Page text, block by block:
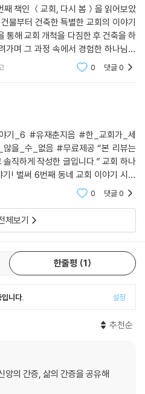
레옹 보나파르트(Napoleon Bonap
니다. 언젠가 유럽 연합군과의 전투
병사들에게 이런 말을 했습니다. “내 비
은 희망이다.” 나폴레옹은 어떤 패배의
(hidden card)를 손에 쥐고 있었기에,
있습니다. 특별히 작고 연약한 교회
력의 늪에 빠질 수 있습니다. 하지만
는 존재의 의미와 가치만으로도 희망
교회의 머리요 주인이시기 때문입니
않은 일이었습니다. 하지만 용기를
목회자이지만, 이 작은 자에게도 함께
일들을 교회를 사랑하는 분들과 나
었지만, 정직과 진실의 글쓰기가 독자
수 있을 것이라 확신합니다. 대단한 글
야기이기 때문에 누구도 흉내 낼 수
간하면서 러시아의 세계적인 대문호
큰 힘과 용기를 얻었습니다. “누구
이야기를 쓰면 되니까.”
책을 적극 추천합니다.
님 나라』 저자)
책인 ＜교회, 다시 봄＞을 읽어보았
물부터 건축한 특별한 교회의 이야기
통해 교회 개척을 다짐한 후 건축을 하
가며 그 과정 속에서 경험한 하나님의
0 댓글0
_없음 #무료제공 “본 리뷰는
게 작성한 글입니다.” 교회 하나
시리
한 사람이기에 항상 기대하게 만드
0 댓글0
체보기
한줄평 1
니다. 설정
추천순
앙의 간증, 삶의 간증을 공유해